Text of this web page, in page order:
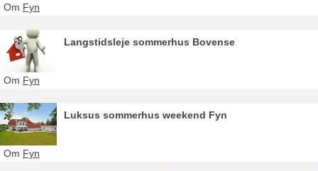
Om Fyn
Langstidsleje sommerhus Bovense
Om Fyn
Luksus sommerhus weekend Fyn
Om Fyn